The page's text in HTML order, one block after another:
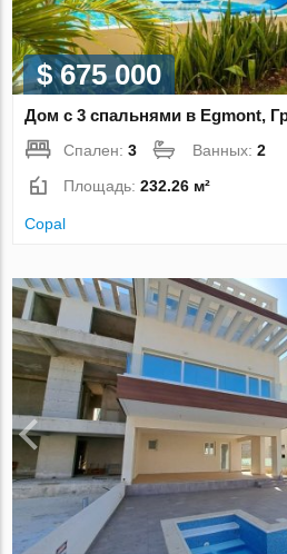
$ 675 000
Дом с 3 спальнями в Egmont,
Спален:3 Ванных:2
Площадь:232.26 м²
Copal